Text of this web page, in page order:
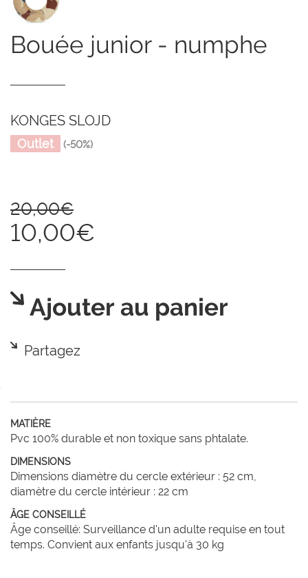
bouée junior - numphe
KONGES SLOJD
Outlet (-50%)
20,00€
10,00€
Ajouter au panier
Partagez
MATIÈRE
Pvc 100% durable et non toxique sans phtalate.
DIMENSIONS
Dimensions diamètre du cercle extérieur : 52 cm,
diamètre du cercle intérieur : 22 cm
ÂGE CONSEILLÉ
Âge conseillé: Surveillance d'un adulte requise en tout
temps. Convient aux enfants jusqu'à 30 kg